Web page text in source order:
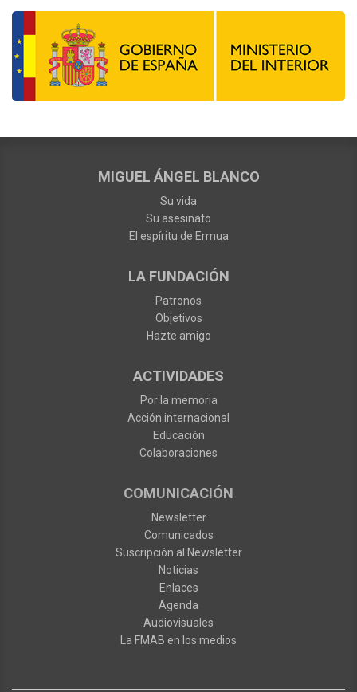
MIGUEL ÁNGEL BLANCO
Su vida
Su asesinato
El espíritu de Ermua
LA FUNDACIÓN
Patronos
Objetivos
Hazte amigo
ACTIVIDADES
Por la memoria
Acción internacional
Educación
Colaboraciones
COMUNICACIÓN
Newsletter
Comunicados
Suscripción al Newsletter
Noticias
Enlaces
Agenda
Audiovisuales
La FMAB en los medios